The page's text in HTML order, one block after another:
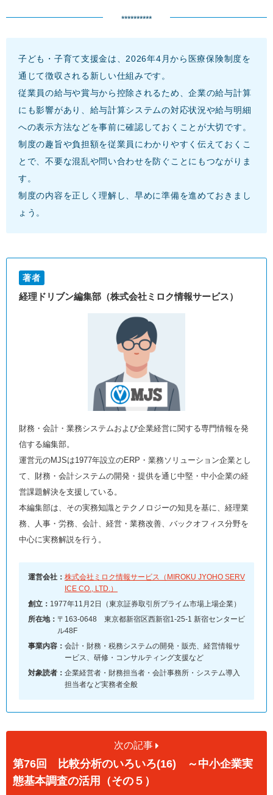
**********
子ども・子育て支援金は、2026年4月から医療保険制度を
通じて徴収される新しい仕組みです。
従業員の給与や賞与から控除されるため、企業の給与計算
にも影響があり、給与計算システムの対応状況や給与明細
への表示方法などを事前に確認しておくことが大切です。
制度の趣旨や負担額を従業員にわかりやすく伝えておくこ
とで、不要な混乱や問い合わせを防ぐことにもつながりま
す。
制度の内容を正しく理解し、早めに準備を進めておきまし
ょう。
著者
経理ドリブン編集部（株式会社ミロク情報サービス）
財務・会計・業務システムおよび企業経営に関する専門情報を発
信する編集部。
運営元のMJSは1977年設立のERP・業務ソリューション企業とし
て、財務・会計システムの開発・提供を通じ中堅・中小企業の経
営課題解決を支援している。
本編集部は、その実務知識とテクノロジーの知見を基に、経理業
務、人事・労務、会計、経営・業務改善、バックオフィス分野を
中心に実務解説を行う。
運営会社： 株式会社ミロク情報サービス（MIROKU JYOHO SERV
ICE CO., LTD.）
創立： 1977年11月2日（東京証券取引所プライム市場上場企業）
所在地： 〒163-0648 東京都新宿区西新宿1-25-1 新宿センタービ
ル48F
事業内容： 会計・財務・税務システムの開発・販売、経営情報サ
ービス、研修・コンサルティング支援など
対象読者： 企業経営者・財務担当者・会計事務所・システム導入
担当者など実務者全般
次の記事
第76回 比較分析のいろいろ(16) ～中小企業実
態基本調査の活用（その５）